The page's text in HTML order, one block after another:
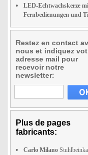
LED-Echtwachskerze
Fernbedienungen und
Restez en contact
nous et indiquez
adresse mail pour
recevoir notre
newsletter:
Plus de pages
fabricants:
Carlo Milano